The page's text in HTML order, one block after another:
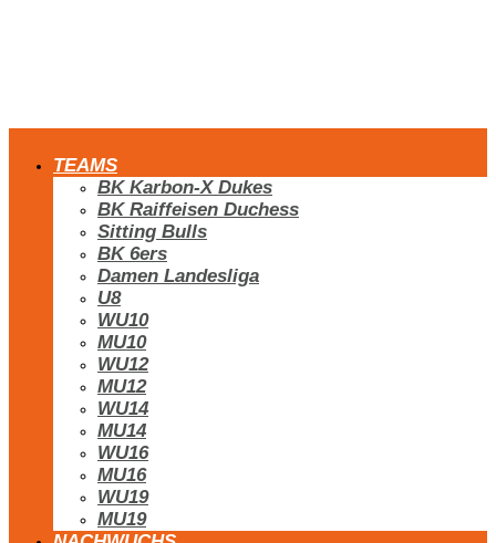
TEAMS
BK Karbon-X Dukes
BK Raiffeisen Duchess
Sitting Bulls
BK 6ers
Damen Landesliga
U8
WU10
MU10
WU12
MU12
WU14
MU14
WU16
MU16
WU19
MU19